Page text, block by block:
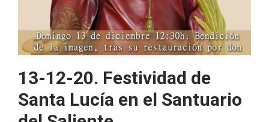
13-12-20. Festividad de
Santa Lucía en el Santuario